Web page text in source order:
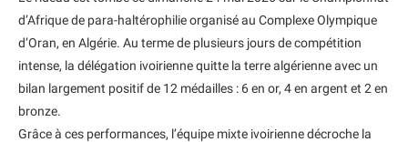
d’Afrique de para-haltérophilie organisé au Complexe Olympique
d’Oran, en Algérie. Au terme de plusieurs jours de compétition
intense, la délégation ivoirienne quitte la terre algérienne avec un
bilan largement positif de 12 médailles : 6 en or, 4 en argent et 2 en
bronze.
Grâce à ces performances, l’équipe mixte ivoirienne décroche la